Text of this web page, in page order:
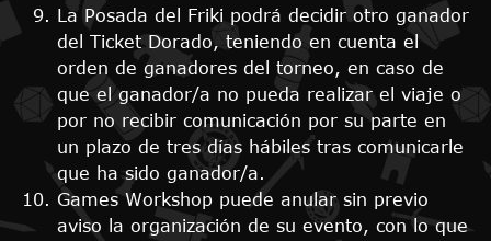
La Posada del Friki podrá decidir otro ganador
del Ticket Dorado, teniendo en cuenta el
orden de ganadores del torneo, en caso de
que el ganador/a no pueda realizar el viaje o
por no recibir comunicación por su parte en
un plazo de tres días hábiles tras comunicarle
que ha sido ganador/a.
Games Workshop puede anular sin previo
aviso la organización de su evento, con lo que